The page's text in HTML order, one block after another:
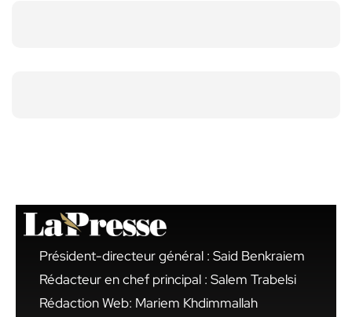
Président-directeur général : Said Benkraiem
Rédacteur en chef principal : Salem Trabelsi
Rédaction Web: Mariem Khdimmallah